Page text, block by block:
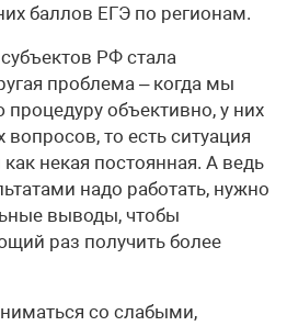
баллов ЕГЭ по регионам.
РФ стала
проблема – когда мы
объективно, у них
вопросов, то есть ситуация
некая постоянная. А ведь
надо работать, нужно
выводы, чтобы
раз получить более
со слабыми,